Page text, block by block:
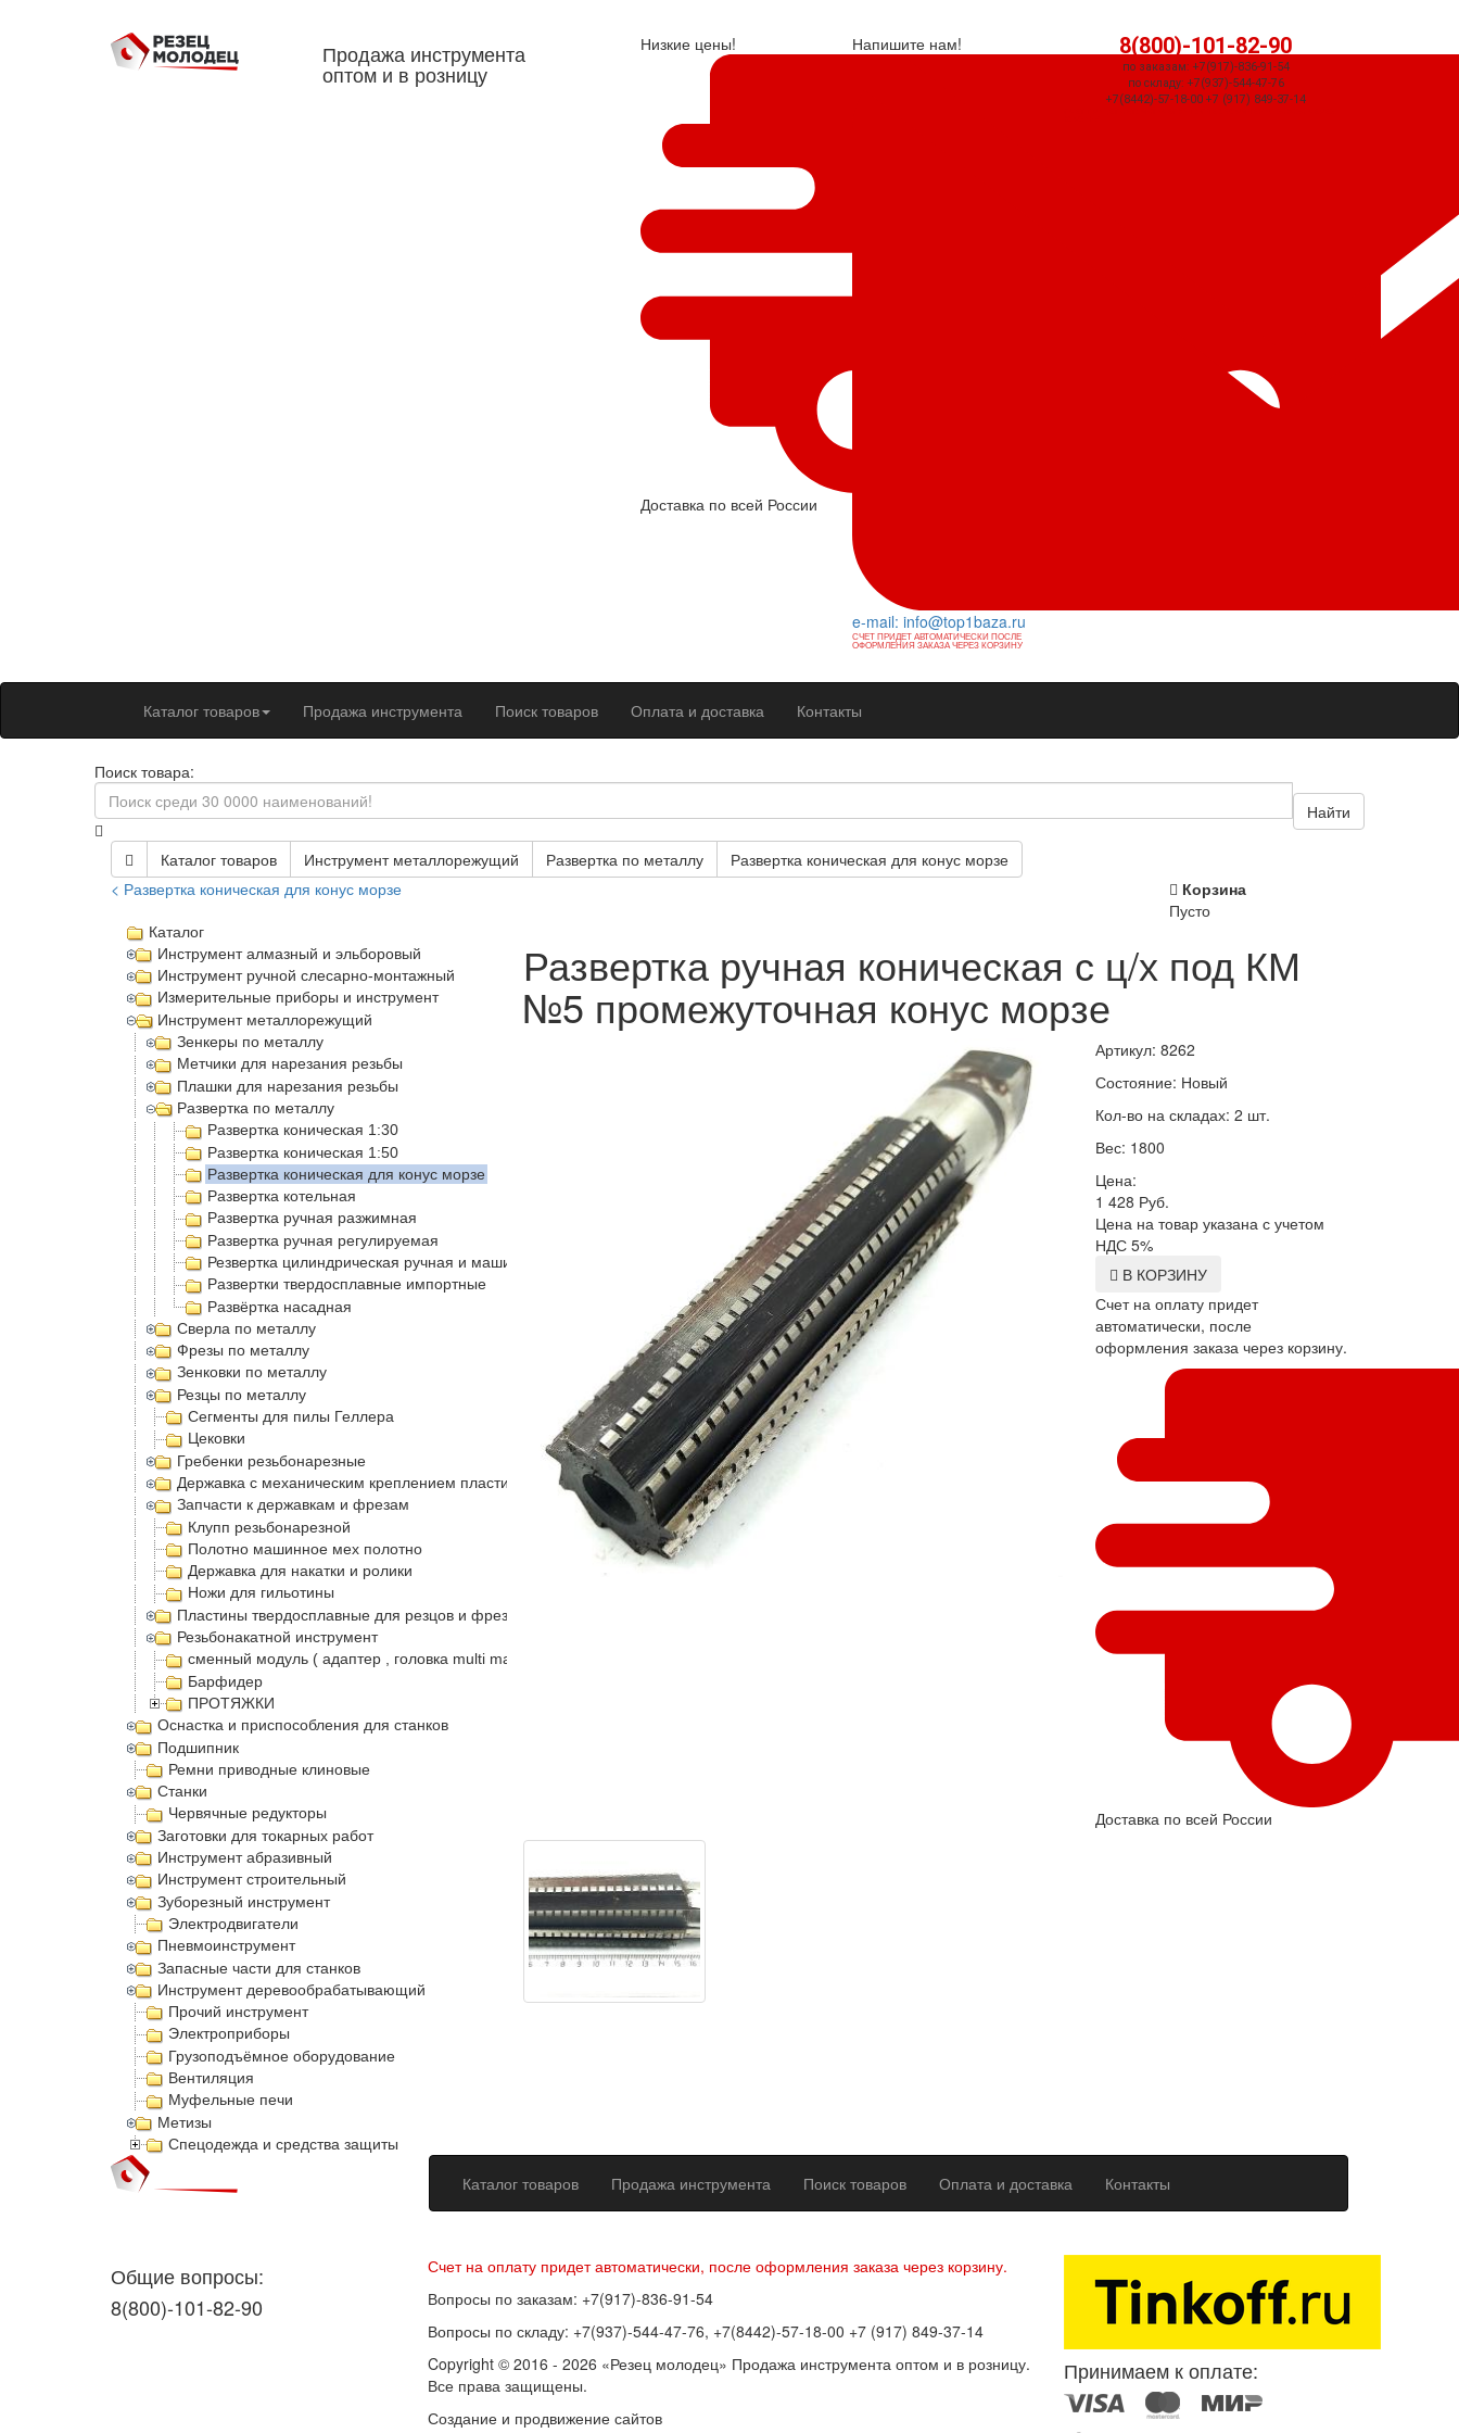
Продажа инструмента
оптом и в розницу
Низкие цены!
Доставка по всей России
Напишите нам!
e-mail: info@top1baza.ru
СЧЕТ ПРИДЕТ АВТОМАТИЧЕСКИ ПОСЛЕ
ОФОРМЛЕНИЯ ЗАКАЗА ЧЕРЕЗ КОРЗИНУ
8(800)-101-82-90
по заказам: +7(917)-836-91-54
по складу: +7(937)-544-47-76
+7(8442)-57-18-00 +7 (917) 849-37-14
Каталог товаров Продажа инструмента Поиск товаров Оплата и доставка Контакты
Поиск товара:
Найти
Каталог товаров Инструмент металлорежущий Развертка по металлу
Развертка коническая для конус морзе
< Развертка коническая для конус морзе
Корзина
Пусто
Каталог
Инструмент алмазный и эльборовый
Инструмент ручной слесарно-монтажный
Измерительные приборы и инструмент
Инструмент металлорежущий
Зенкеры по металлу
Метчики для нарезания резьбы
Плашки для нарезания резьбы
Развертка по металлу
Развертка коническая 1:30
Развертка коническая 1:50
Развертка коническая для конус морзе
Развертка котельная
Развертка ручная разжимная
Развертка ручная регулируемая
Резвертка цилиндрическая ручная и машинная
Развертки твердосплавные импортные
Развëртка насадная
Сверла по металлу
Фрезы по металлу
Зенковки по металлу
Резцы по металлу
Сегменты для пилы Геллера
Цековки
Гребенки резьбонарезные
Державка с механическим креплением пластин
Запчасти к державкам и фрезам
Клупп резьбонарезной
Полотно машинное мех полотно
Державка для накатки и ролики
Ножи для гильотины
Пластины твердосплавные для резцов и фрез
Резьбонакатной инструмент
сменный модуль ( адаптер , головка multi master )
Барфидер
ПРОТЯЖКИ
Оснастка и приспособления для станков
Подшипник
Ремни приводные клиновые
Станки
Червячные редукторы
Заготовки для токарных работ
Инструмент абразивный
Инструмент строительный
Зуборезный инструмент
Электродвигатели
Пневмоинструмент
Запасные части для станков
Инструмент деревообрабатывающий
Прочий инструмент
Электроприборы
Грузоподъёмное оборудование
Вентиляция
Муфельные печи
Метизы
Спецодежда и средства защиты
Развертка ручная коническая с ц/х под КМ
№5 промежуточная конус морзе
Артикул: 8262
Состояние: Новый
Кол-во на складах: 2 шт.
Вес: 1800
Цена:
1 428 Руб.
Цена на товар указана с учетом
НДС 5%
В КОРЗИНУ
Счет на оплату придет
автоматически, после
оформления заказа через корзину.
Доставка по всей России
Каталог товаров Продажа инструмента Поиск товаров Оплата и доставка Контакты
Общие вопросы:
8(800)-101-82-90
Счет на оплату придет автоматически, после оформления заказа через корзину.
Вопросы по заказам: +7(917)-836-91-54
Вопросы по складу: +7(937)-544-47-76, +7(8442)-57-18-00 +7 (917) 849-37-14
Copyright © 2016 - 2026 «Резец молодец» Продажа инструмента оптом и в розницу.
Все права защищены.
Создание и продвижение сайтов
Принимаем к оплате: